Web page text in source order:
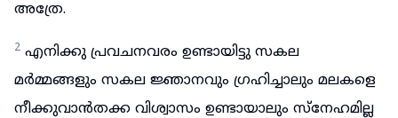
അത്രേ.
2 എനിക്കു പ്രവചനവരം ഉണ്ടായിട്ടു സകല
മർമ്മങ്ങളും സകല ജ്ഞാനവും ഗ്രഹിച്ചാലും മലകളെ
നീക്കുവാൻതക്ക വിശ്വാസം ഉണ്ടായാലും സ്നേഹമില്ല